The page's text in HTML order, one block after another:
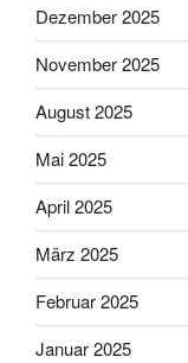
Dezember 2025
November 2025
August 2025
Mai 2025
April 2025
März 2025
Februar 2025
Januar 2025